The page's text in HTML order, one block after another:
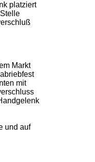
platziert
Markt
mit
und auf